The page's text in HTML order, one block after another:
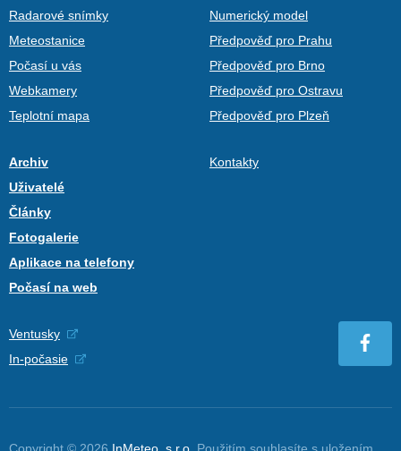
Radarové snímky
Meteostanice
Počasí u vás
Webkamery
Teplotní mapa
Numerický model
Předpověď pro Prahu
Předpověď pro Brno
Předpověď pro Ostravu
Předpověď pro Plzeň
Archiv
Uživatelé
Články
Fotogalerie
Aplikace na telefony
Počasí na web
Kontakty
Ventusky
In-počasie
Copyright © 2026 InMeteo, s.r.o. Použitím souhlasíte s uložením